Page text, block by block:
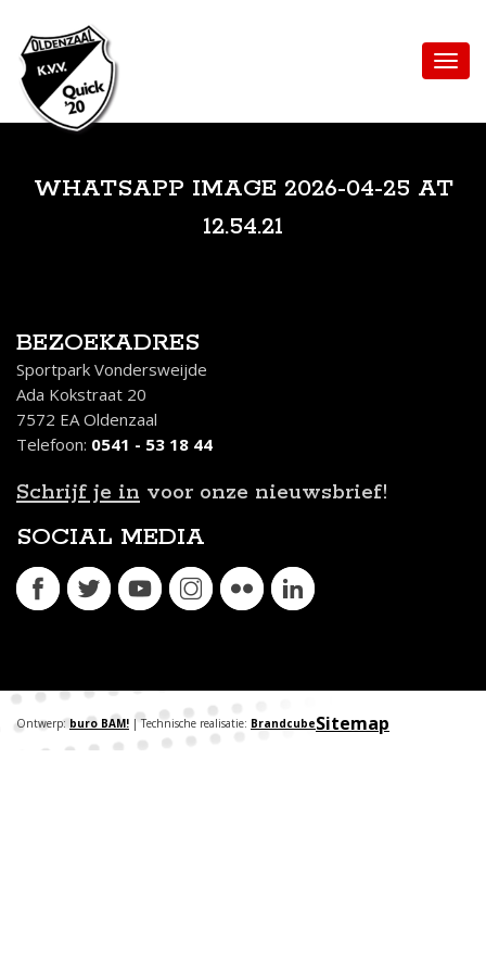
WHATSAPP IMAGE 2026-04-25 AT
12.54.21
BEZOEKADRES
Sportpark Vondersweijde
Ada Kokstraat 20
7572 EA Oldenzaal
Telefoon: 0541 - 53 18 44
Schrijf je in voor onze nieuwsbrief!
SOCIAL MEDIA
Sitemap
Ontwerp: buro BAM! | Technische realisatie: Brandcube